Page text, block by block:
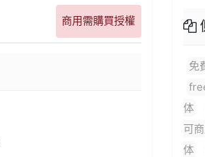
商用需購買授權
免
体
可
体